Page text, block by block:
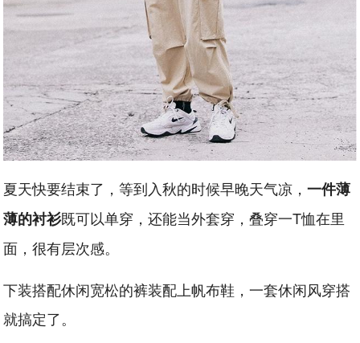
夏天快要结束了，等到入秋的时候早晚天气凉，一件薄
薄的衬衫既可以单穿，还能当外套穿，叠穿一T恤在里
面，很有层次感。
下装搭配休闲宽松的裤装配上帆布鞋，一套休闲风穿搭
就搞定了。